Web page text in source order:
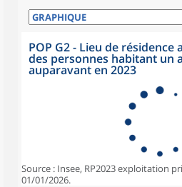
POP G2 - Lieu de
des personnes habitant un
auparavant en 2023
Source : Insee, RP2023 exploitation
01/01/2026.